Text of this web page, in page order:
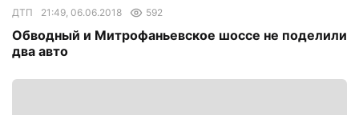
ДТП 21:49, 06.06.2018 592
Обводный и Митрофаньевское шоссе не поделили
два авто